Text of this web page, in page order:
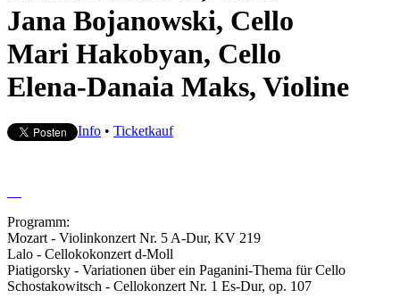
Jana Bojanowski, Cello
Mari Hakobyan, Cello
Elena-Danaia Maks, Violine
Info • Ticketkauf
Programm:
Mozart - Violinkonzert Nr. 5 A-Dur, KV 219
Lalo - Cellokokonzert d-Moll
Piatigorsky - Variationen über ein Paganini-Thema für Cello
Schostakowitsch - Cellokonzert Nr. 1 Es-Dur, op. 107